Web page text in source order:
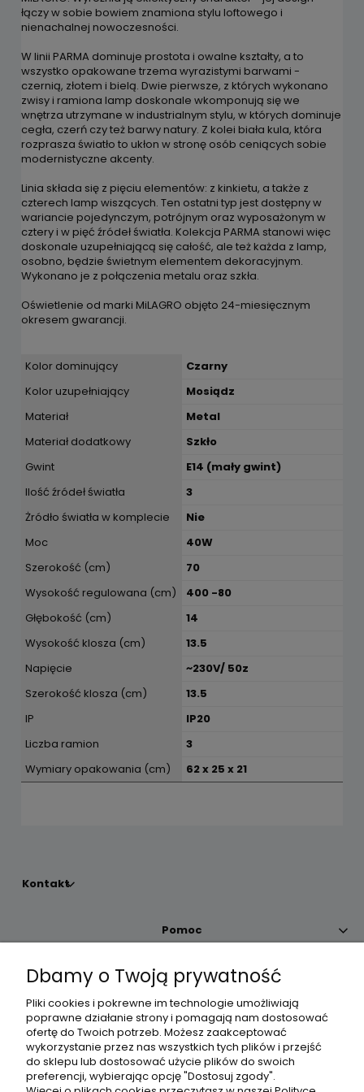
łączy w sobie bowiem znamiona stylu loftowego i
nienachalnej nowoczesności.
W linii PARMA dominuje prostota i owalne kształty, a to
wszystko opakowane trzema wyrazistymi barwami -
czernią, złotem i bielą. Dwie pierwsze, z których wykonano
zwisy i ramiona lamp doskonale wkomponują się we
wnętrza utrzymane w industrialnym stylu, w których dominuje
cegła, czerń czy też barwy natury. Z kolei biała kula, która
rozprasza światło to ukłon w stronę osób ceniących sobie
modernistyczne akcenty.
Linia składa się z pięciu elementów: z kinkietu, a także z
czterech lamp wiszących. Ten ostatni typ jest dostępny w
wariancie pojedynczym, potrójnym oraz wyposażonym w
cztery i w pięć źródeł światła. Kolekcja PARMA stanowi więc
doskonale uzupełniającą się całość, ale też każda z lamp,
osobno, będzie świetnym elementem dekoracyjnym.
Wykonano je z połączenia metalu oraz szkła.
Oświetlenie od marki MiLAGRO objęto 24-miesięcznym
okresem gwarancji.
Kolor dominujący
Czarny
Kolor uzupełniający
Mosiądz
Materiał
Metal
Materiał dodatkowy
Szkło
Gwint
E14 (mały gwint)
Ilość źródeł światła
3
Żródło światła w komplecie
Nie
Moc
40W
Szerokość (cm)
70
Wysokość regulowana (cm)
400 -80
Głębokość (cm)
14
Wysokość klosza (cm)
13.5
Napięcie
~230V/ 50z
Szerokość klosza (cm)
13.5
IP
IP20
Liczba ramion
3
Wymiary opakowania (cm)
62 x 25 x 21
Kontakt
Pomoc
Moje konto
Płatności i dostawa
Informacje
Dbamy o Twoją prywatność
Pliki cookies i pokrewne im technologie umożliwiają
poprawne działanie strony i pomagają nam dostosować
ofertę do Twoich potrzeb. Możesz zaakceptować
wykorzystanie przez nas wszystkich tych plików i przejść
do sklepu lub dostosować użycie plików do swoich
preferencji, wybierając opcję "Dostosuj zgody".